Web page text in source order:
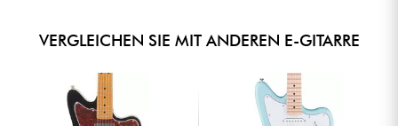
VERGLEICHEN SIE MIT ANDEREN E-GITARRE